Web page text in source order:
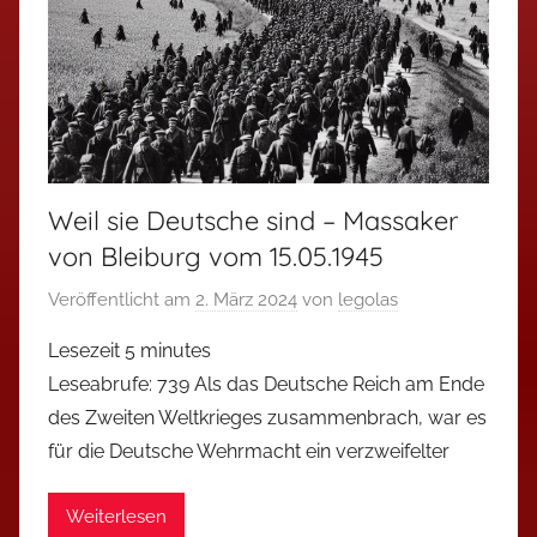
Weil sie Deutsche sind – Massaker
von Bleiburg vom 15.05.1945
Veröffentlicht am 2. März 2024 von legolas
Lesezeit 5 minutes
Leseabrufe: 739 Als das Deutsche Reich am Ende
des Zweiten Weltkrieges zusammenbrach, war es
für die Deutsche Wehrmacht ein verzweifelter
Weiterlesen